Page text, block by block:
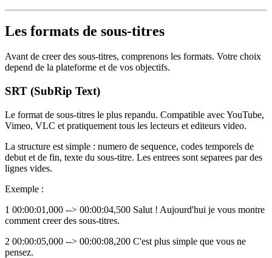
Les formats de sous-titres
Avant de creer des sous-titres, comprenons les formats. Votre choix
depend de la plateforme et de vos objectifs.
SRT (SubRip Text)
Le format de sous-titres le plus repandu. Compatible avec YouTube,
Vimeo, VLC et pratiquement tous les lecteurs et editeurs video.
La structure est simple : numero de sequence, codes temporels de
debut et de fin, texte du sous-titre. Les entrees sont separees par des
lignes vides.
Exemple :
1 00:00:01,000 --> 00:00:04,500 Salut ! Aujourd'hui je vous montre
comment creer des sous-titres.
2 00:00:05,000 --> 00:00:08,200 C'est plus simple que vous ne
pensez.